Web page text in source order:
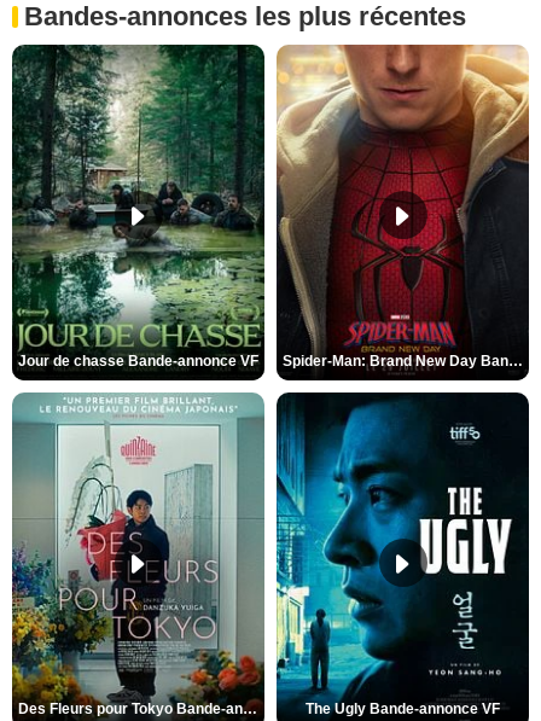
Bandes-annonces les plus récentes
Jour de chasse Bande-annonce VF Spider-Man: Brand New Day Bande-annonce (3) VO STFR
Des Fleurs pour Tokyo Bande-annonce VO STFR The Ugly Bande-annonce VF